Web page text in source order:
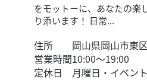
をモットーに、あなたの楽
り添います！ 日常...
住所
岡山県岡山市東
営業時間10:00～19:00
定休日
月曜日・イベン